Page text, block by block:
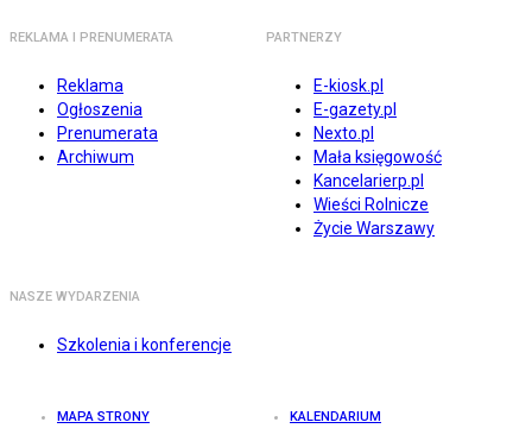
REKLAMA I PRENUMERATA
Reklama
Ogłoszenia
Prenumerata
Archiwum
PARTNERZY
E-kiosk.pl
E-gazety.pl
Nexto.pl
Mała księgowość
Kancelarierp.pl
Wieści Rolnicze
Życie Warszawy
NASZE WYDARZENIA
Szkolenia i konferencje
MAPA STRONY KALENDARIUM